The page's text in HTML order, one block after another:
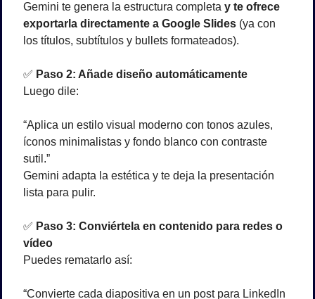
Gemini te genera la estructura completa y te ofrece
exportarla directamente a Google Slides (ya con
los títulos, subtítulos y bullets formateados).
✅ Paso 2: Añade diseño automáticamente
Luego dile:
“Aplica un estilo visual moderno con tonos azules,
íconos minimalistas y fondo blanco con contraste
sutil.”
Gemini adapta la estética y te deja la presentación
lista para pulir.
✅ Paso 3: Conviértela en contenido para redes o
vídeo
Puedes rematarlo así:
“Convierte cada diapositiva en un post para LinkedIn